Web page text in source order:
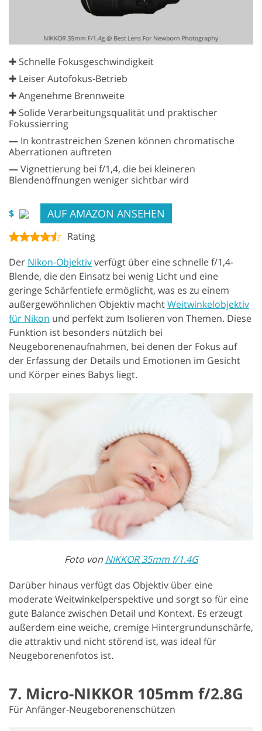
✚ Schnelle Fokusgeschwindigkeit
✚ Leiser Autofokus-Betrieb
✚ Angenehme Brennweite
✚ Solide Verarbeitungsqualität und praktischer
Fokussierring
— In kontrastreichen Szenen können chromatische
Aberrationen auftreten
—Vignettierung bei f/1,4, die bei kleineren
Blendenöffnungen weniger sichtbar wird
$ AUF AMAZON ANSEHEN
Rating
Der Nikon-Objektivverfügt über eine schnelle f/1,4-
Blende, die den Einsatz bei wenig Licht und eine
geringe Schärfentiefe ermöglicht, was es zu einem
außergewöhnlichen Objektiv machtWeitwinkelobjektiv
für Nikon und perfekt zum Isolieren von Themen. Diese
Funktion ist besonders nützlich bei
Neugeborenenaufnahmen, bei denen der Fokus auf
der Erfassung der Details und Emotionen im Gesicht
und Körper eines Babys liegt.
Foto von NIKKOR 35mm f/1.4G
Darüber hinaus verfügt das Objektiv über eine
moderate Weitwinkelperspektive und sorgt so für eine
gute Balance zwischen Detail und Kontext. Es erzeugt
außerdem eine weiche, cremige Hintergrundunschärfe,
die attraktiv und nicht störend ist, was ideal für
Neugeborenenfotos ist.
7. Micro-NIKKOR 105mm f/2.8G
Für Anfänger-Neugeborenenschützen